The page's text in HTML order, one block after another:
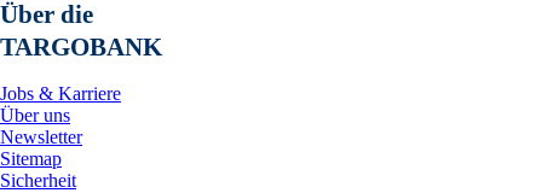
Über die
TARGOBANK
Jobs & Karriere
Über uns
Newsletter
Sitemap
Sicherheit